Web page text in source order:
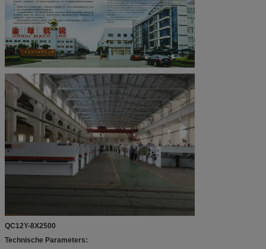
QC12Y-8X2500
Technische Parameters: